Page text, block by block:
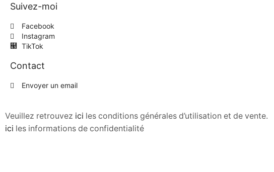
Suivez-moi
Facebook
Instagram
TikTok
Contact
Envoyer un email
Veuillez retrouvez ici les conditions générales d’utilisation et de vente.
ici les informations de confidentialité